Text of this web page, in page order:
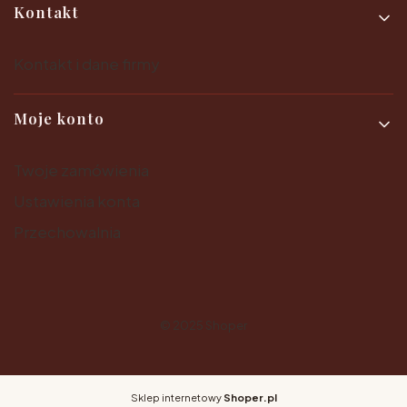
Kontakt
Moje konto
Sklep internetowy Shoper.pl